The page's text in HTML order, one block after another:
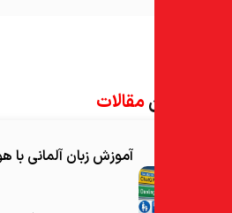
آموزش زبان آلمانی با هوش مصنوعی